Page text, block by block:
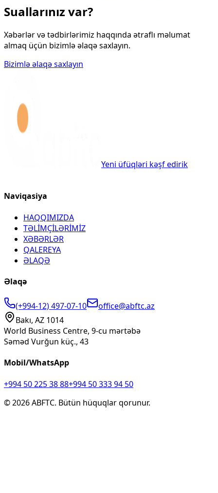
Suallarınız var?
Xəbərlər və tədbirlərimiz haqqında ətraflı məlumat
almaq üçün bizimlə əlaqə saxlayın.
Bizimlə əlaqə saxlayın
Yeni üfüqləri kəşf edirik
Naviqasiya
HAQQIMIZDA
TƏLİMÇİLƏRİMİZ
XƏBƏRLƏR
QALEREYA
ƏLAQƏ
Əlaqə
(+994-12) 497-07-10
office@abftc.az
Bakı, AZ 1014
World Business Centre, 9-cu mərtəbə
Səməd Vurğun küç., 43
Mobil/WhatsApp
+994 50 225 38 88+994 50 333 94 50
©2026ABFTC. Bütün hüquqlar qorunur.